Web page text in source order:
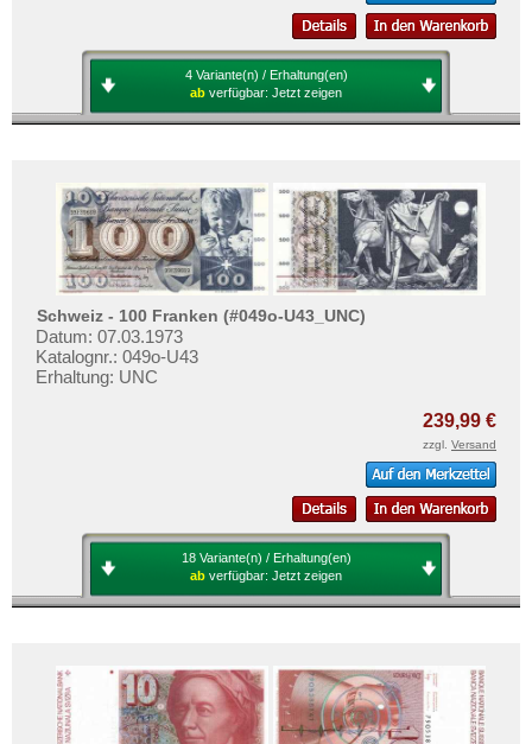
4 Variante(n) / Erhaltung(en)
ab verfügbar: Jetzt zeigen
Schweiz - 100 Franken (#049o-U43_UNC)
Datum: 07.03.1973
Katalognr.: 049o-U43
Erhaltung: UNC
239,99 €
zzgl. Versand
18 Variante(n) / Erhaltung(en)
ab verfügbar: Jetzt zeigen